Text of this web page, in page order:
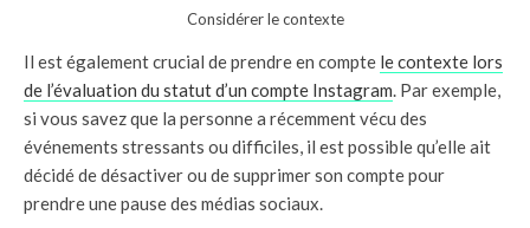
Considérer le contexte
Il est également crucial de prendre en compte le contexte lors
de l’évaluation du statut d’un compte Instagram. Par exemple,
si vous savez que la personne a récemment vécu des
événements stressants ou difficiles, il est possible qu’elle ait
décidé de désactiver ou de supprimer son compte pour
prendre une pause des médias sociaux.